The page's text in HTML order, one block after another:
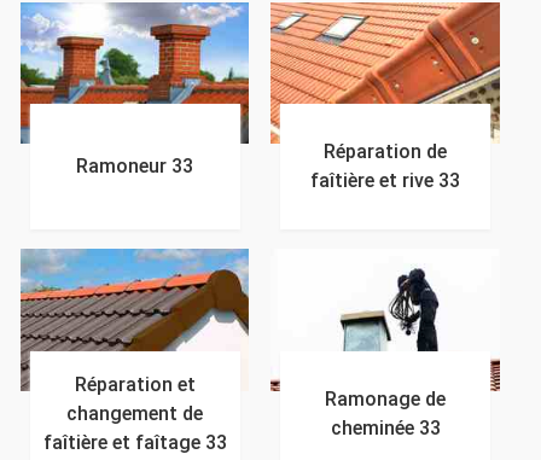
Ramoneur 33
Réparation de
faîtière et rive 33
Réparation et
changement de
faîtière et faîtage 33
Ramonage de
cheminée 33